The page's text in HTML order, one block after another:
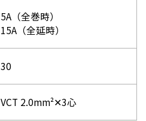
5A（全巻時）
15A（全延時）
30
VCT 2.0mm²✕3心